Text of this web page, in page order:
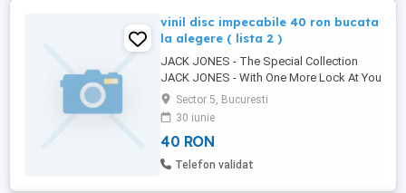
vinil disc impecabile 40 ron bucata
la alegere ( lista 2 )
JACK JONES - The Special Collection
JACK JONES - With One More Lock At You
JACK JONES - Without Her - Live For Life
JAMES LAST - 16 Best Loved Classical
Melodies JANES LAST - Non Stop
Dancing 8 - 28 his fur ihre party JAZZ
GIANT - Louis Armstrong And His All Stars
Sector 5, Bucuresti
30 iunie
40 RON
Telefon validat